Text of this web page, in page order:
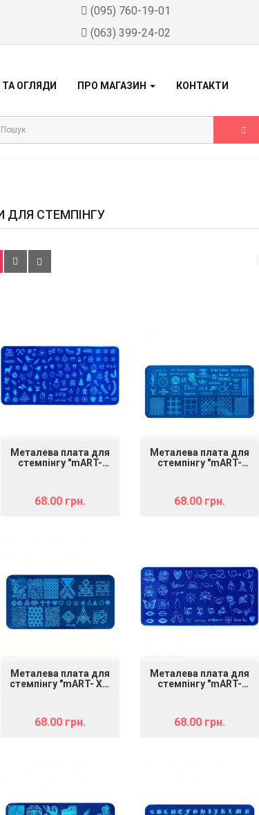
(095) 760-19-01
(063) 399-24-02
ТА ОГЛЯДИ ПРО МАГАЗИН КОНТАКТИ
СТЕМПІНГУ
Металева плата для
стемпінгу "mART-
68.00 грн.
Металева плата для
стемпінгу "mART-
68.00 грн.
Металева плата для
стемпінгу "mART- XY-
68.00 грн.
Металева плата для
стемпінгу "mART-
68.00 грн.